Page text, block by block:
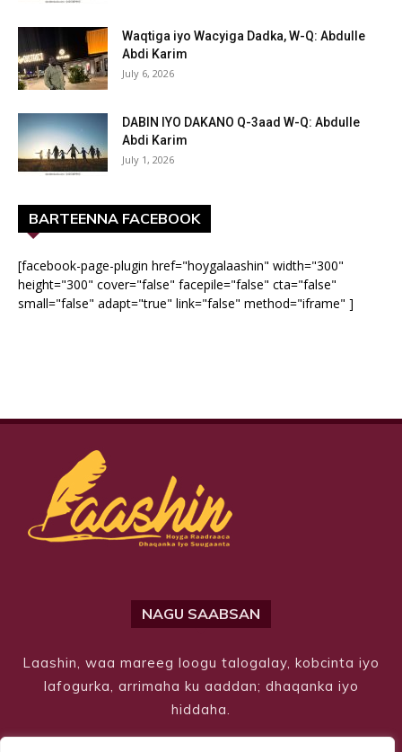
Waqtiga iyo Wacyiga Dadka, W-Q: Abdulle
Abdi Karim
July 6, 2026
DABIN IYO DAKANO Q-3aad W-Q: Abdulle
Abdi Karim
July 1, 2026
BARTEENNA FACEBOOK
[facebook-page-plugin href="hoygalaashin" width="300"
height="300" cover="false" facepile="false" cta="false"
small="false" adapt="true" link="false" method="iframe" ]
NAGU SAABSAN
Laashin, waa mareeg loogu talogalay, kobcinta iyo
lafogurka, arrimaha ku aaddan; dhaqanka iyo
hiddaha.